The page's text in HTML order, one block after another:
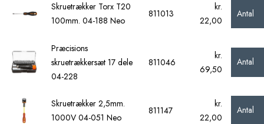
Skruetrækker Torx T20
100mm. 04-188 Neo
811013
kr.
22,00
Antal
Præcisions
skruetrækkersæt 17 dele
04-228
811046
kr.
69,50
Antal
Skruetrækker 2,5mm.
1000V 04-051 Neo
811147
kr.
22,00
Antal